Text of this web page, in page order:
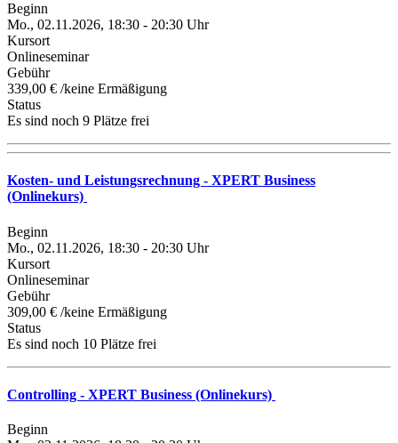
Beginn
Mo., 02.11.2026, 18:30 - 20:30 Uhr
Kursort
Onlineseminar
Gebühr
339,00 € /keine Ermäßigung
Status
Es sind noch 9 Plätze frei
Kosten- und Leistungsrechnung - XPERT Business
(Onlinekurs)
Beginn
Mo., 02.11.2026, 18:30 - 20:30 Uhr
Kursort
Onlineseminar
Gebühr
309,00 € /keine Ermäßigung
Status
Es sind noch 10 Plätze frei
Controlling - XPERT Business (Onlinekurs)
Beginn